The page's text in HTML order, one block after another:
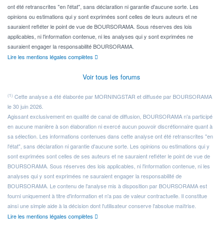
ont été retranscrites "en l'état", sans déclaration ni garantie d'aucune sorte. Les
opinions ou estimations qui y sont exprimées sont celles de leurs auteurs et ne
sauraient refléter le point de vue de BOURSORAMA. Sous réserves des lois
applicables, ni l'information contenue, ni les analyses qui y sont exprimées ne
sauraient engager la responsabilité BOURSORAMA.
Lire les mentions légales complètes
Voir tous les forums
(1) Cette analyse a été élaborée par MORNINGSTAR et diffusée par BOURSORAMA
le 30 juin 2026.
Agissant exclusivement en qualité de canal de diffusion, BOURSORAMA n'a participé
en aucune manière à son élaboration ni exercé aucun pouvoir discrétionnaire quant à
sa sélection. Les informations contenues dans cette analyse ont été retranscrites "en
l'état", sans déclaration ni garantie d'aucune sorte. Les opinions ou estimations qui y
sont exprimées sont celles de ses auteurs et ne sauraient refléter le point de vue de
BOURSORAMA. Sous réserves des lois applicables, ni l'information contenue, ni les
analyses qui y sont exprimées ne sauraient engager la responsabilité de
BOURSORAMA. Le contenu de l'analyse mis à disposition par BOURSORAMA est
fourni uniquement à titre d'information et n'a pas de valeur contractuelle. Il constitue
ainsi une simple aide à la décision dont l'utilisateur conserve l'absolue maîtrise.
Lire les mentions légales complètes